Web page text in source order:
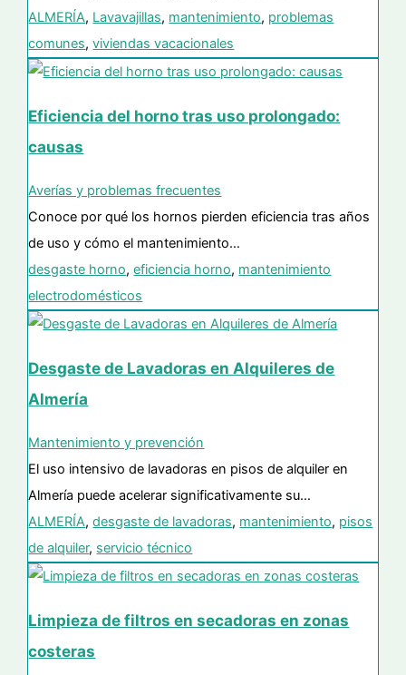
ALMERÍA, Lavavajillas, mantenimiento, problemas
comunes,viviendas vacacionales
Eficiencia del horno tras uso prolongado:
causas
Averías y problemas frecuentes
Conoce por qué los hornos pierden eficiencia tras años
de uso y cómo el mantenimiento…
desgaste horno,eficiencia horno, mantenimiento
electrodomésticos
Desgaste de Lavadoras en Alquileres de
Almería
Mantenimiento y prevención
El uso intensivo de lavadoras en pisos de alquiler en
Almería puede acelerar significativamente su…
ALMERÍA,desgaste de lavadoras, mantenimiento, pisos
de alquiler, servicio técnico
Limpieza de filtros en secadoras en zonas
costeras